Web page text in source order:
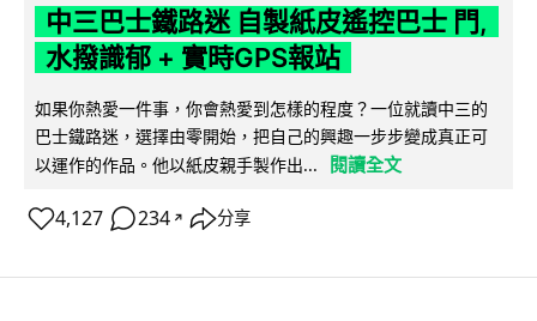
中三巴士鐵路迷 自製紙皮遙控巴士 門,
水撥識郁 + 實時GPS報站
如果你熱愛一件事，你會熱愛到怎樣的程度？一位就讀中三的
巴士鐵路迷，選擇由零開始，把自己的興趣一步步變成真正可
以運作的作品。他以紙皮親手製作出...
閱讀全文
4,127 234 ↗ 分享